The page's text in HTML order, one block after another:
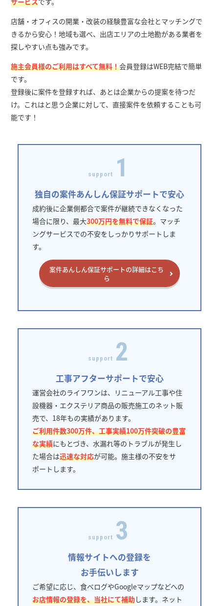
店舗・オフィスの開業・改装の経験豊富な会社とマッチングで
きるから安心！地域も選べ、出店エリアの土地勘がある業者を
探しやすい点も強みです。
施主会員様のご利用はすべて無料！会員登録はWEB完結で簡単
です。
登録後に案件を登録すれば、あとは企業からの提案を待つだ
け。これはと思う企業に対して、直接案件を依頼することも可
能です！
support 1
独自の案件あんしん保証サポートで安心
成約後に企業側都合で案件が継続できなくなった
場合に限り、最大300万円を無料で保証。マッチ
ングサービスでの不安をしっかりサポートしま
す。
案件あんしん保証サポートの詳細はこち
ら
support 2
工事アフターサポートで安心
運営会社のライフワンは、リニューアル工事や住
設機器・エクステリア商品の販売施工のネット販
売で、18年もの実績があります。
ご利用件数300万件、工事実績100万件突破の豊富
な実績にもとづき、水漏れ等のトラブルが発生し
た場合は迅速な対応が可能。施主様の不安をサ
ポートします。
support 3
情報サイトへの登録を
お手伝いします
ご希望に応じ、食べログやGoogleマップなどへの
お店情報の登録を、当社にて補助します。ネット